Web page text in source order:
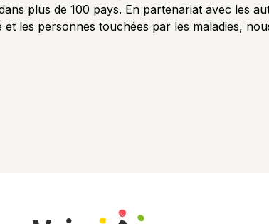
plus de 100 pays. En partenariat avec les
les personnes touchées par les maladies,